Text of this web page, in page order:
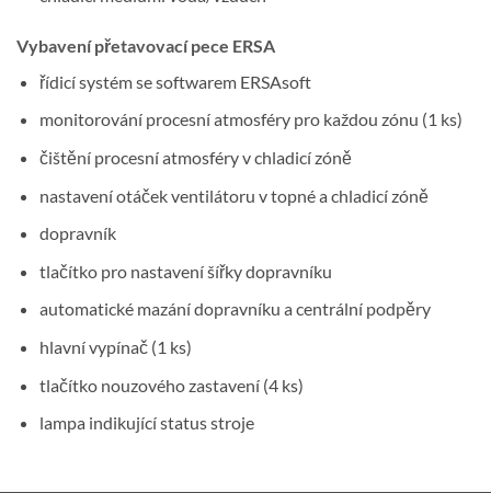
Vybavení přetavovací pece ERSA
řídicí systém se softwarem ERSAsoft
monitorování procesní atmosféry pro každou zónu (1 ks)
čištění procesní atmosféry v chladicí zóně
nastavení otáček ventilátoru v topné a chladicí zóně
dopravník
tlačítko pro nastavení šířky dopravníku
automatické mazání dopravníku a centrální podpěry
hlavní vypínač (1 ks)
tlačítko nouzového zastavení (4 ks)
lampa indikující status stroje